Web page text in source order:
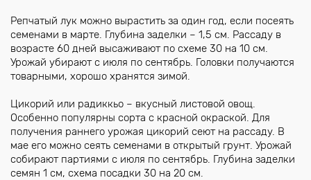
Репчатый лук можно вырастить за один год, если посеять
семенами в марте. Глубина заделки – 1,5 см. Рассаду в
возрасте 60 дней высаживают по схеме 30 на 10 см.
Урожай убирают с июля по сентябрь. Головки получаются
товарными, хорошо хранятся зимой.
Цикорий или радиккьо – вкусный листовой овощ.
Особенно популярны сорта с красной окраской. Для
получения раннего урожая цикорий сеют на рассаду. В
мае его можно сеять семенами в открытый грунт. Урожай
собирают партиями с июля по сентябрь. Глубина заделки
семян 1 см, схема посадки 30 на 20 см.